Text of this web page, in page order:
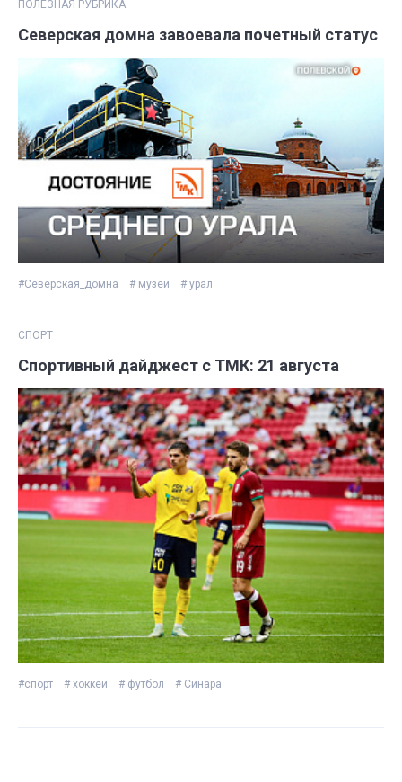
ПОЛЕЗНАЯ РУБРИКА
Северская домна завоевала почетный статус
#Северская_домна # музей # урал
СПОРТ
Спортивный дайджест с ТМК: 21 августа
#спорт # хоккей # футбол # Синара